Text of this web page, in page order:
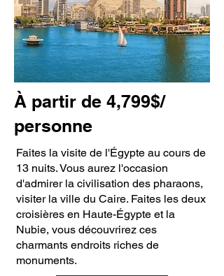
À partir de 4,799$/
personne
Faites la visite de l'Égypte au cours de
13 nuits. Vous aurez l'occasion
d'admirer la civilisation des pharaons,
visiter la ville du Caire. Faites les deux
croisières en Haute-Égypte et la
Nubie, vous découvrirez ces
charmants endroits riches de
monuments.